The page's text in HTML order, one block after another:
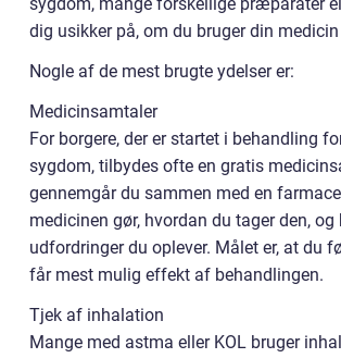
sygdom, mange forskellige præparater
dig usikker på, om du bruger din
Nogle af de mest brugte ydelser er:
Medicinsamtaler
For borgere, der er startet i behandling
sygdom, tilbydes ofte en gratis
gennemgår du sammen med en
medicinen gør, hvordan du tager den, og
udfordringer du oplever. Målet er, at du
får mest mulig effekt af behandlingen.
Tjek af inhalation
Mange med astma eller KOL bruger